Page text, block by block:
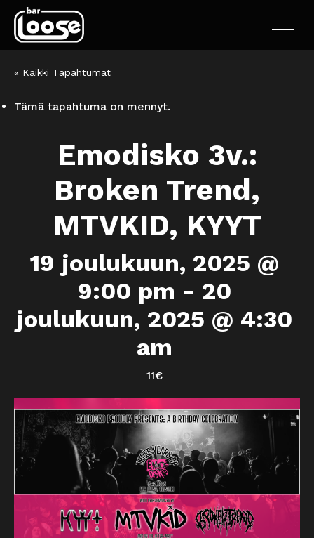
« Kaikki Tapahtumat
Tämä tapahtuma on mennyt.
Emodisko 3v.:
Broken Trend,
MTVKID, KYYT
19 joulukuun, 2025 @
9:00 pm - 20
joulukuun, 2025 @ 4:30
am
11€